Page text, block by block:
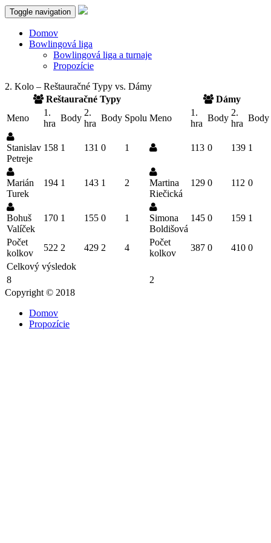
Toggle navigation
Domov
Bowlingová liga
Bowlingová liga a turnaje
Propozície
2. Kolo – Reštauračné Typy vs. Dámy
Reštauračné Typy
Dámy
Meno
1.
hra
Body
2.
hra
Body Spolu Meno
1.
hra
Body
2.
hra
Body
Stanislav
Petreje
158 1 131 0 1 113 0 139 1
Marián
Turek
194 1 143 1 2
Martina
Riečická
129 0 112 0
Bohuš
Valíček
170 1 155 0 1
Simona
Boldišová
145 0 159 1
Počet
kolkov
522 2 429 2 4
Počet
kolkov
387 0 410 0
Celkový výsledok
8
2
Copyright © 2018
Domov
Propozície